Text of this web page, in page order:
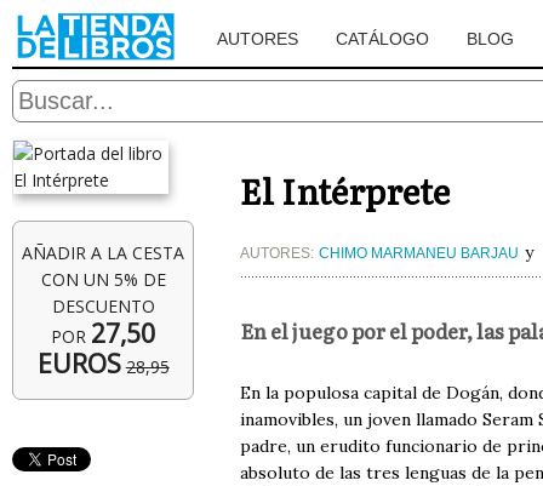
AUTORES CATÁLOGO BLOG
AÑADIR A LA CESTA
CON UN 5% DE
DESCUENTO
POR 27,50
EUROS 28,95
El Intérprete
AUTORES: CHIMO MARMANEU BARJAU y
En el juego por el poder, las
En la populosa capital de Dogán,
inamovibles, un joven llamado
padre, un erudito funcionario de
absoluto de las tres lenguas de la